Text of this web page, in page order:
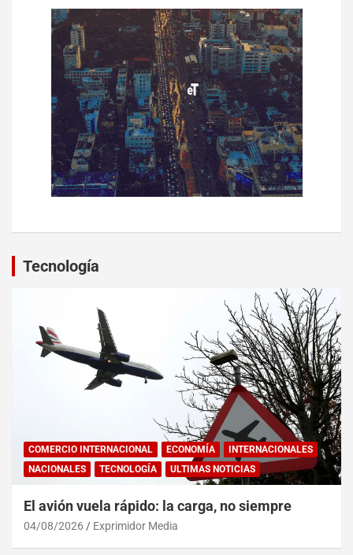
Tecnología
COMERCIO INTERNACIONAL ECONOMÍA
INTERNACIONALES
NACIONALES
TECNOLOGÍA ULTIMAS NOTICIAS
El avión vuela rápido: la carga, no siempre
04/08/2026 Exprimidor Media